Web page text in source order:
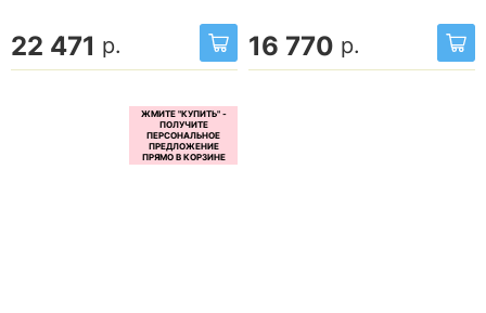
22 471 р. 16 770 р.